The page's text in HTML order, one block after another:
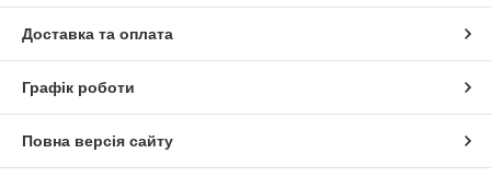
Доставка та оплата
Графік роботи
Повна версія сайту